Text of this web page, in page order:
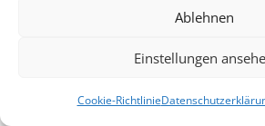
Ablehnen
Einstellungen
Cookie-Richtlinie
BERATUNG